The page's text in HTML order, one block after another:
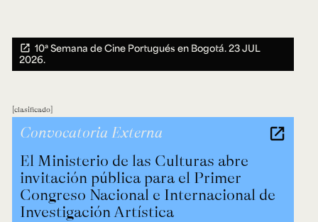
10ª Semana de Cine Portugués en Bogotá.23 JUL
2026.
clasificado
El Ministerio de las Culturas abre
invitación pública para el Primer
Congreso Nacional e Internacional de
Investigación Artística
Convocatoria Externa